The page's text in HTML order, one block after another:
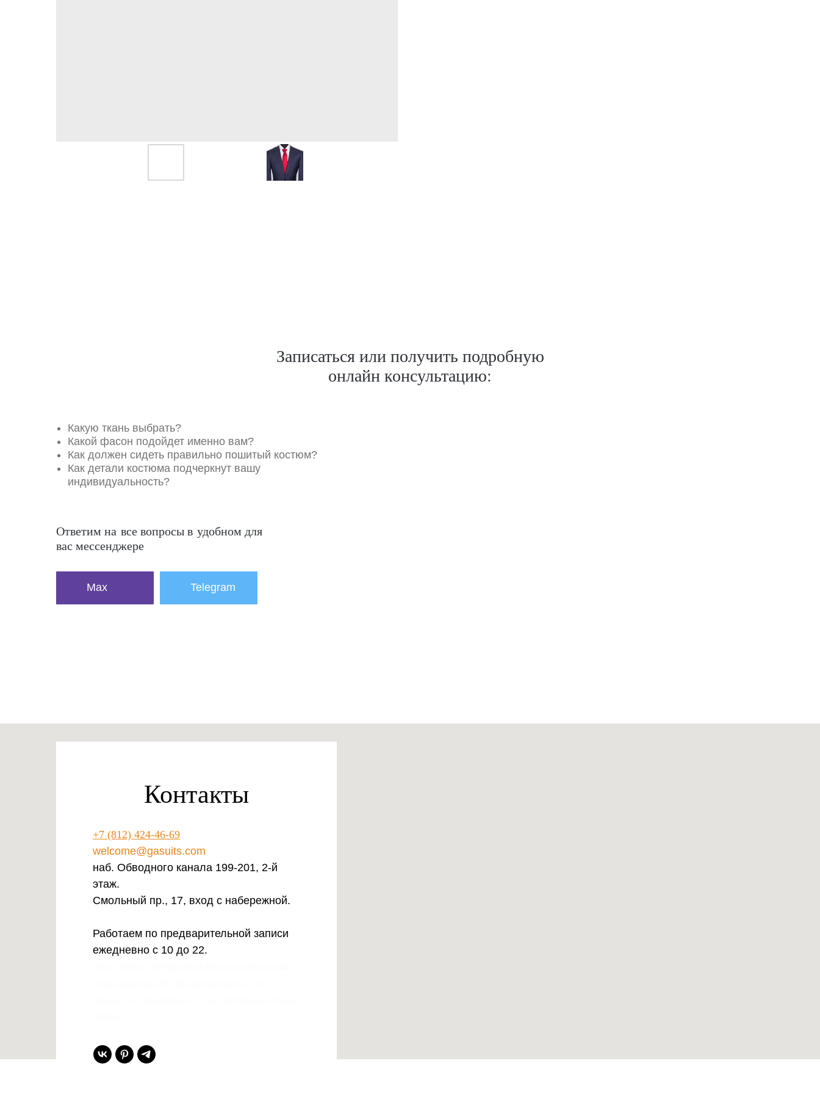
Записаться или получить подробную
онлайн консультацию:
Какую ткань выбрать?
Какой фасон подойдет именно вам?
Как должен сидеть правильно пошитый костюм?
Как детали костюма подчеркнут вашу
индивидуальность?
Ответим на все вопросы в удобном для
вас мессенджере
Max Telegram
Контакты
+7 (812) 424-46-69
welcome@gasuits.com
наб. Обводного канала 199-201, 2-й
этаж.
Смольный пр., 17, вход с набережной.
Работаем по предварительной записи
ежедневно с 10 до 22.